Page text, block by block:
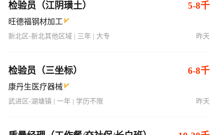
检验员（江阴璜土） 5-8千
旺德福钢材加工
新北区-新北其他区域 | 三年 | 大专 昨天
检验员（三坐标） 6-8千
康丹生医疗器械
武进区-湖塘镇 | 一年 | 学历不限 昨天